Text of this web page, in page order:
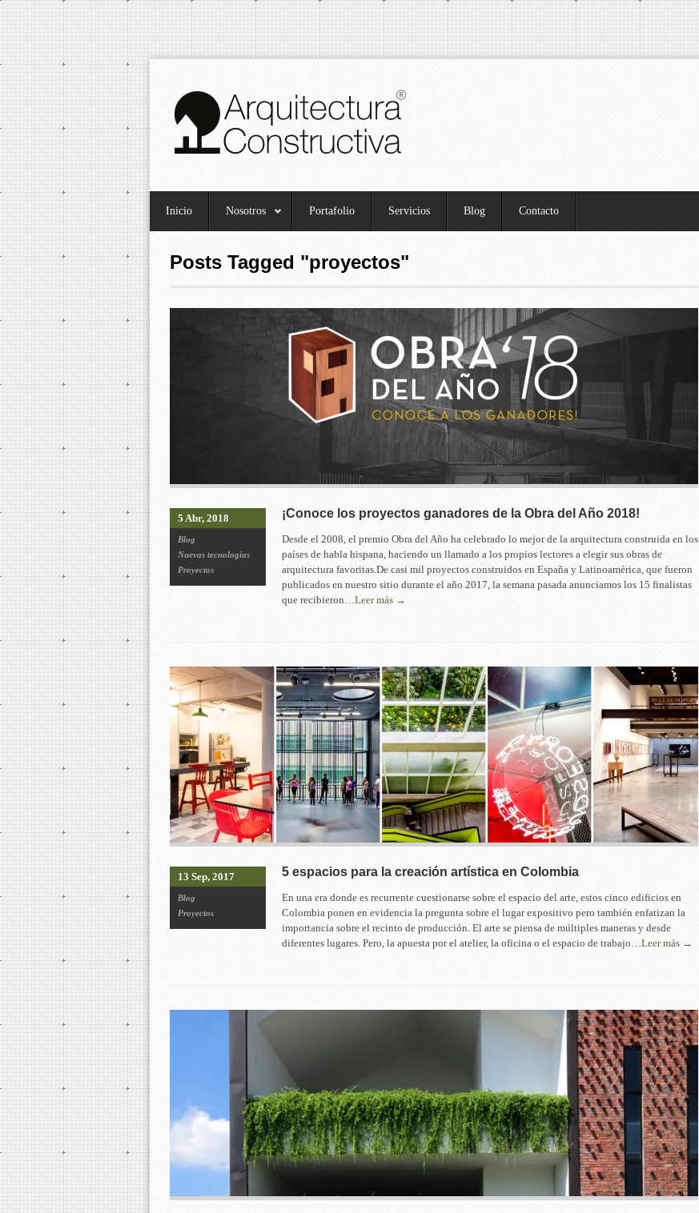
Inicio Nosotros Portafolio Servicios Blog Contacto
Posts Tagged "proyectos"
¡Conoce los proyectos ganadores de la Obra del Año 2018!
Desde el 2008, el premio Obra del Año ha celebrado lo mejor de la arquitectura construida en los
países de habla hispana, haciendo un llamado a los propios lectores a elegir sus obras de
arquitectura favoritas.De casi mil proyectos construidos en España y Latinoamérica, que fueron
publicados en nuestro sitio durante el año 2017, la semana pasada anunciamos los 15 finalistas
que recibieron…Leer más →
5 Abr, 2018
Blog
Nuevas tecnologías
Proyectos
5 espacios para la creación artística en Colombia
En una era donde es recurrente cuestionarse sobre el espacio del arte, estos cinco edificios en
Colombia ponen en evidencia la pregunta sobre el lugar expositivo pero también enfatizan la
importancia sobre el recinto de producción. El arte se piensa de múltiples maneras y desde
diferentes lugares. Pero, la apuesta por el atelier, la oficina o el espacio de trabajo…Leer más →
13 Sep, 2017
Blog
Proyectos